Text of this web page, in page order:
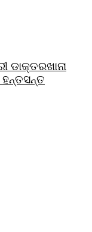
ଡାକ୍ତରଖାନା